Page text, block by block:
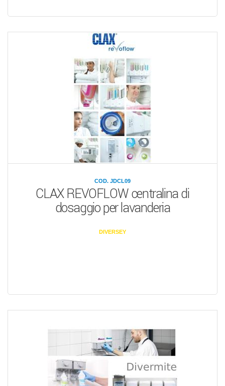
COD. JDCL09
CLAX REVOFLOW centralina di
dosaggio per lavanderia
DIVERSEY